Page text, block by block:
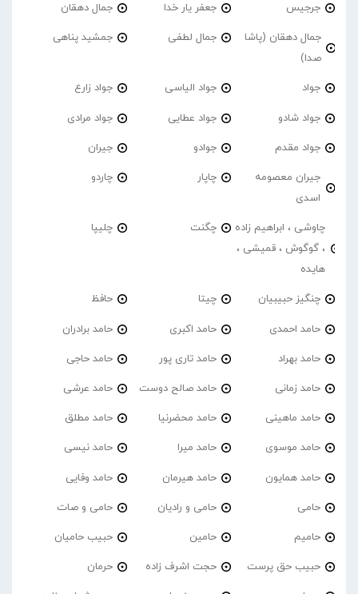
جرجیس جعفر یار خدا جمال دهقان
جمال دهقان (پاشا
صدا)
جمال لطفی جمشید پناهی
جواد جواد الیاسی جواد زارع
جواد شادو جواد عطایی جواد مرادی
جواد مقدم جوادو جیران
جیران معصومه
اسدی
چاپار چاردو
چاوشی ، ابراهیم زاده
، گوگوش ، قمیشی ،
هایده
چگنت چلیپا
چنگیز حبیبیان چیتا حافظ
حامد احمدی حامد اکبری حامد برادران
حامد بهراد حامد تاری پور حامد حاجی
حامد زمانی حامد صالح دوست حامد عرشی
حامد ماهینی حامد محضرنیا حامد مطلق
حامد موسوی حامد میرا حامد نیسی
حامد همایون حامد هیرمان حامد وفایی
حامی حامی و رادیان حامی و صات
حامیم حامین حبیب حامیان
حبیب حق پرست حجت اشرف زاده حرمان